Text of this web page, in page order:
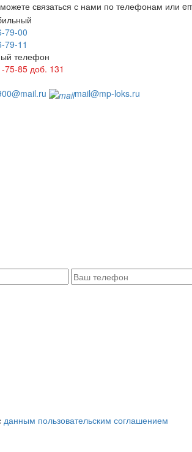
связаться с нами по телефонам или
79-00
79-11
телефон
75-85 доб. 131
mail@mp-loks.ru
данным пользовательским соглашением